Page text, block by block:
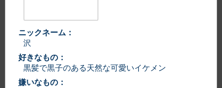
ニックネーム：
沢
好きなもの：
黒髪で黒子のある天然な可愛いイケメン
嫌いなもの：